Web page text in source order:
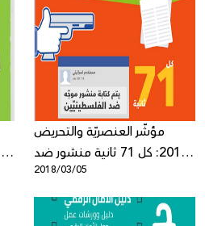
مؤشّر العنصريّة والتحريض
2017: كل 71 ثانية منشور ضد
الفلسطينيّين في شبكات
التواصل الاجتماعيّة الإسرائيليّة!
2018/03/05